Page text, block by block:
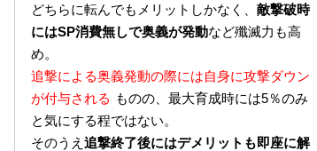
どちらに転んでもメリットしかなく、敵撃破時
にはSP消費無しで奥義が発動など殲滅力も高
め。
追撃による奥義発動の際には自身に攻撃ダウン
が付与される ものの、最大育成時には5％のみ
と気にする程ではない。
そのうえ追撃終了後にはデメリットも即座に解